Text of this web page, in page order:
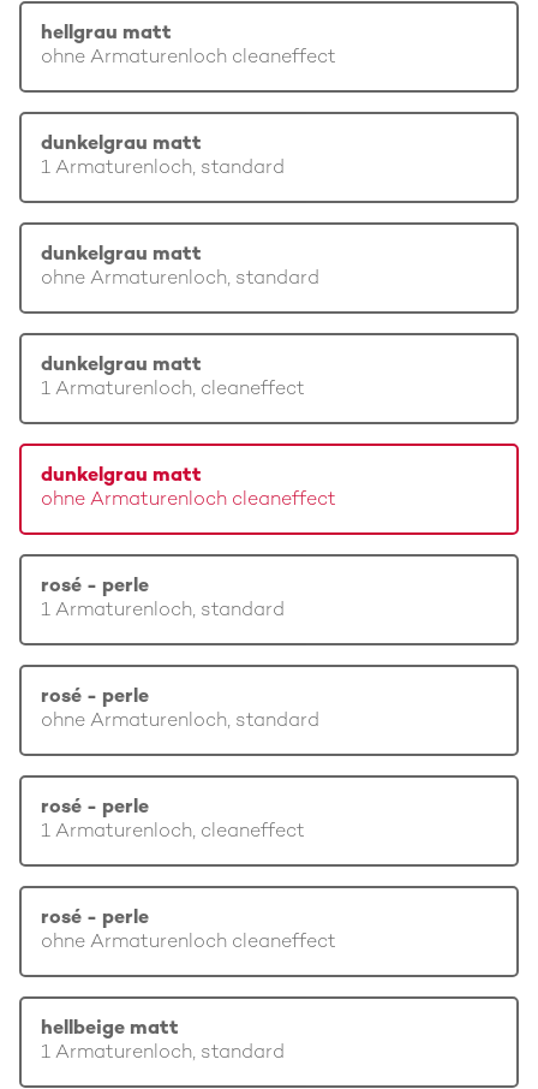
hellgrau matt
ohne Armaturenloch cleaneffect
dunkelgrau matt
1 Armaturenloch, standard
dunkelgrau matt
ohne Armaturenloch, standard
dunkelgrau matt
1 Armaturenloch, cleaneffect
dunkelgrau matt
ohne Armaturenloch cleaneffect
rosé - perle
1 Armaturenloch, standard
rosé - perle
ohne Armaturenloch, standard
rosé - perle
1 Armaturenloch, cleaneffect
rosé - perle
ohne Armaturenloch cleaneffect
hellbeige matt
1 Armaturenloch, standard